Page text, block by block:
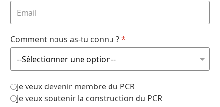
Comment nous as-tu connu ?*
Je veux devenir membre du PCR
Je veux soutenir la construction du PCR